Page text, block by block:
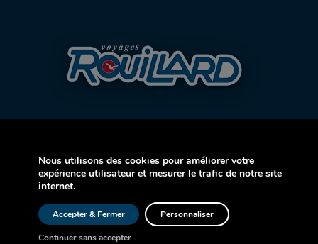
AVION
CROISIÈRE
Nous utilisons des cookies pour améliorer votre
expérience utilisateur et mesurer le trafic de notre site
internet.
Accepter & Fermer
Continuer sans accepter
Personnaliser